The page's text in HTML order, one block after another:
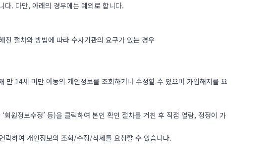
다. 다만, 아래의 경우에는 예외로 합니다.
진 절차와 방법에 따라 수사기관의 요구가 있는 경우
만 14세 미만 아동의 개인정보를 조회하거나 수정할 수 있으며 가입해지를 요
회원정보수정’ 등)을 클릭하여 본인 확인 절차를 거친 후 직접 열람, 정정이 가
락하여 개인정보의 조회/수정/삭제를 요청할 수 있습니다.